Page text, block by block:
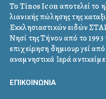
Το Tinos Icon αποτελεί το
λιανικής πώλησης της
Εκκλησιαστικών ειδών
Νησί της Τήνου από το 1993
επιχείρηση δημιουργεί
αναμνηστικά Ιερά
ΕΠΙΚΟΙΝΩΝΙΑ